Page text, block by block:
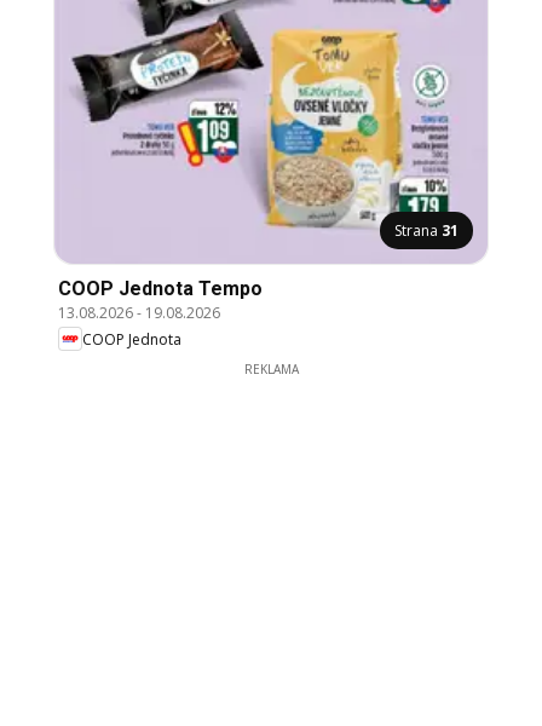
Strana 31
COOP Jednota Tempo
13.08.2026- 19.08.2026
COOP Jednota
REKLAMA